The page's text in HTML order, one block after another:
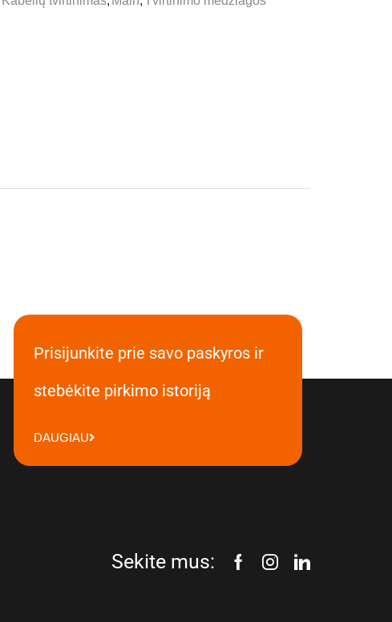
Prisijunkite prie savo paskyros ir
stebėkite pirkimo istoriją
DAUGIAU
Sekite mus: